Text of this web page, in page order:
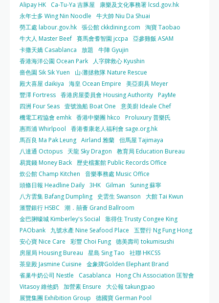
Alipay HK
Ca-Tu-Ya 吉豚屋
康樂及文化事務署 lcsd.gov.hk
永年士多 Wing Nin Noodle
牛大帥 Niu Da Shuai
勞工處 labour.gov.hk 張公館 ckkdining.com
淘寶 Taobao
牛大人 Master Beef 賽馬會耆智園 jccpa
亞參雞飯 ASAM
卡撒天嬌 Casablanca
放題
牛陣 Gyujin
香港海洋公園 Ocean Park
人字牌救心 Kyushin
嗇色園 Sik Sik Yuen
山‧灘拯救隊 Nature Rescue
殿大喜屋 daikiya
海皇 Ocean Empire
美亞廚具 Meyer
豐澤 Fortress 香港房屋委員會 Housing Authority PayMe
四洲 Four Seas 壹號漁船 Boat One
意美廚 Ideale Chef
機電工程協會 emhk 香港中樂團 hkco
Proluxury 普樂氏
惠而浦 Whirlpool
香港耆康老人福利會 sage.org.hk
馬百良 Ma Pak Leung Airland 雅蘭 但馬屋 Tajimaya
八達通 Octopus
天龍 Sky Dragon
教育局 Education Bureau
易賞錢 Money Back
歷史檔案館 Public Records Office
炊公館 Champ Kitchen
音樂事務處 Music Office
頭條日報 Headline Daily 3HK Gilman
Suning 蘇寧
八方雲集 Bafang Dumpling
史雲生 Swanson
大館 Tai Kwun
滙豐銀行 HSBC
潮．囍薈 Grand Ballroom
金巴脷蠔城 Kimberley's Social
靠得住 Trusty Congee King
PAObank
九號水產 Nine Seafood Place
五豐行 Ng Fung Hong
安心寶 Nice Care
彩豐 Choi Fung 德美壽司 tokumisushi
房屋局 Housing Bureau
星島 Sing Tao
社聯 HKCSS
茶皇殿 Jasmine Cuisine
金象牌Golden Elephant Brand
雀巢牛奶公司 Nestle
Casablanca
Hong Chi Association 匡智會
Vitasoy 維他奶
加營素 Ensure
大公報 takungpao
展覽集團 Exhibition Group
德國寶 German Pool